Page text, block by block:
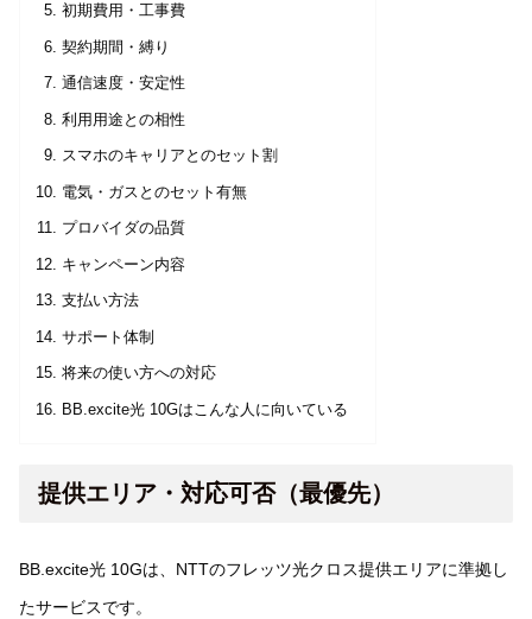
初期費用・工事費
契約期間・縛り
通信速度・安定性
利用用途との相性
スマホのキャリアとのセット割
電気・ガスとのセット有無
プロバイダの品質
キャンペーン内容
支払い方法
サポート体制
将来の使い方への対応
BB.excite光 10Gはこんな人に向いている
提供エリア・対応可否（最優先）
BB.excite光 10Gは、NTTのフレッツ光クロス提供エリアに準拠し
たサービスです。